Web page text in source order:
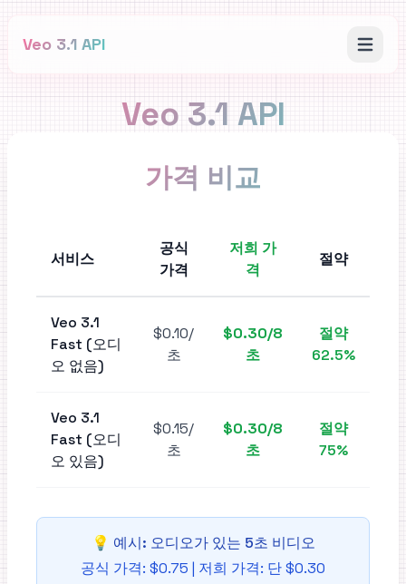
Veo 3.1 API
Veo 3.1 API
가격 비교
서비스
공식
가격
저희 가
격
절약
Veo 3.1
Fast (오디
오 없음)
$0.10/
초
$0.30/8
초
절약
62.5%
Veo 3.1
Fast (오디
오 있음)
$0.15/
초
$0.30/8
초
절약
75%
💡 예시: 오디오가 있는 5초 비디오
공식 가격: $0.75 | 저희 가격: 단 $0.30